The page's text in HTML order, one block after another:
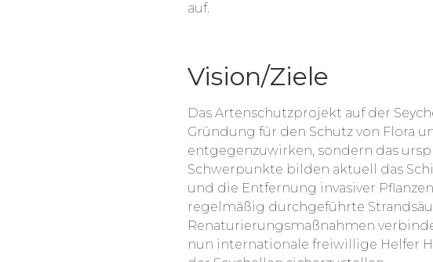
auf.
Vision/Ziele
Das Artenschutzprojekt auf der
Gründung für den Schutz von Flora
entgegenzuwirken, sondern das
Schwerpunkte bilden aktuell das
und die Entfernung invasiver
regelmäßig durchgeführte
Renaturierungsmaßnahmen
nun internationale freiwillige Helfer